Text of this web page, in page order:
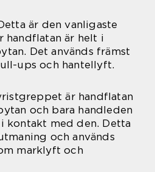
är den vanligaste
handflatan är helt i
Det används främst
ups och hantellyft.
är handflatan
och bara handleden
kontakt med den. Detta
och används
marklyft och